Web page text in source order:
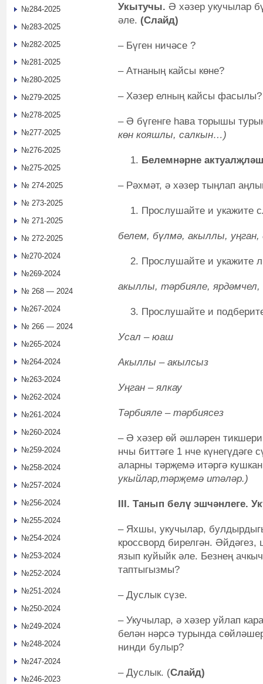
Укытучы. Ә хәзер укучылар
әле. (Слайд)
– Бүген ничәсе ?
– Атнаның кайсы көне?
– Хәзер елның кайсы фасылы?
– Ә бүгенге һава торышы
көн кояшлы, салкын…)
Белемнәрне
– Рәхмәт, ә хәзер тыңлап
Прослушайте и укажите
белем, бүлмә, акыллы, уңган,
Прослушайте и укажите
акыллы, тәрбияле,
Прослушайте и
Усал – юаш
Акыллы – акылсыз
Уңган – ялкау
Тәрбияле – тәрбиясез
– Ә хәзер өй әшләрен
нчы биттәге 1 нче күнегүдәге
аларны тәрҗемә итәргә
укыйлар,тәрҗемә итәләр.)
III. Танып белү эшчәнлеге.
– Яхшы, укучылар,
кроссворд бирелгән.
язып куйыйк әле. Безнең
таптыгызмы?
– Дуслык сүзе.
– Укучылар, ә хәзер уйлап
белән нәрсә турында
нинди булыр?
– Дуслык. (Слайд)
№284-2025
№283-2025
№282-2025
№281-2025
№280-2025
№279-2025
№278-2025
№277-2025
№276-2025
№275-2025
№ 274-2025
№ 273-2025
№ 271-2025
№ 272-2025
№270-2024
№269-2024
№ 268 — 2024
№267-2024
№ 266 — 2024
№265-2024
№264-2024
№263-2024
№262-2024
№261-2024
№260-2024
№259-2024
№258-2024
№257-2024
№256-2024
№255-2024
№254-2024
№253-2024
№252-2024
№251-2024
№250-2024
№249-2024
№248-2024
№247-2024
№246-2023